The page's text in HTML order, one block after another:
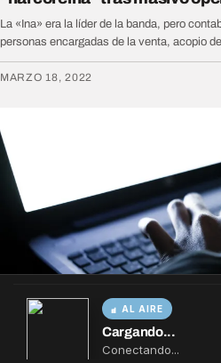
AL AIRE
Cargando...
Conectando...